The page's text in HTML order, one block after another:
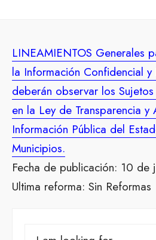
LINEAMIENTOS Generales
la Información Confidencial y
deberán observar los
en la Ley de Transparencia y
Información Pública del
Municipios.
Fecha de publicación: 10 de
Ultima reforma: Sin Reformas
Search